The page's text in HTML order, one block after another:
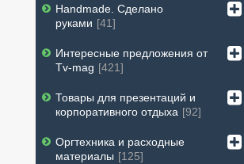
Handmade. Сделано
руками
41
Интересные предложения от
Tv-mag
421
Товары для презентаций и
корпоративного отдыха 92
Оргтехника и расходные
материалы
125